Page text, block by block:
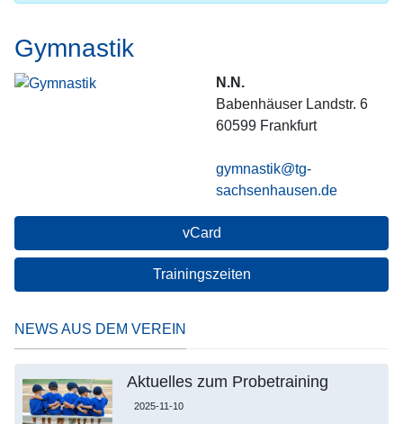
Gymnastik
N.N.
Babenhäuser Landstr. 6
60599 Frankfurt
gymnastik@tg-
sachsenhausen.de
vCard
Trainingszeiten
NEWS AUS DEM VEREIN
Aktuelles zum Probetraining
2025-11-10